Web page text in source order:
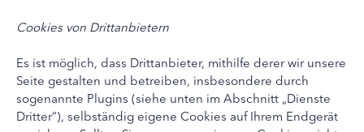
Cookies von Drittanbietern
Es ist möglich, dass Drittanbieter, mithilfe derer wir unsere
Seite gestalten und betreiben, insbesondere durch
sogenannte Plugins (siehe unten im Abschnitt „Dienste
Dritter“), selbständig eigene Cookies auf Ihrem Endgerät